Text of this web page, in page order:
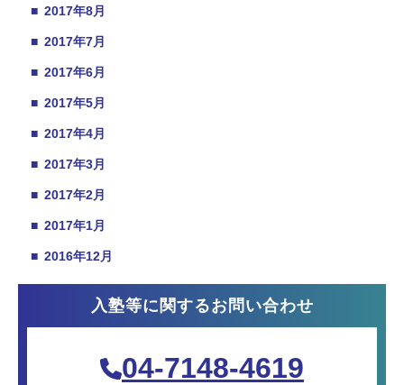
■ 2017年8月
■ 2017年7月
■ 2017年6月
■ 2017年5月
■ 2017年4月
■ 2017年3月
■ 2017年2月
■ 2017年1月
■ 2016年12月
入塾等に関するお問い合わせ
04-7148-4619